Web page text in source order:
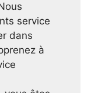
service
dans
à